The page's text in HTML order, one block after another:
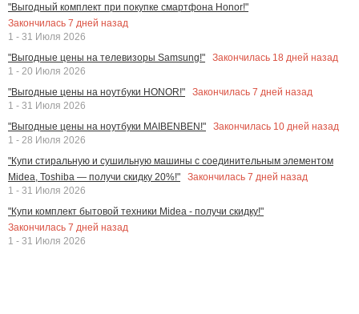
"Выгодный комплект при покупке смартфона Honor!"
Закончилась 7 дней назад
1 - 31 Июля 2026
"Выгодные цены на телевизоры Samsung!"
Закончилась 18 дней назад
1 - 20 Июля 2026
"Выгодные цены на ноутбуки HONOR!"
Закончилась 7 дней назад
1 - 31 Июля 2026
"Выгодные цены на ноутбуки MAIBENBEN!"
Закончилась 10 дней назад
1 - 28 Июля 2026
"Купи стиральную и сушильную машины с соединительным элементом
Midea, Toshiba — получи скидку 20%!"
Закончилась 7 дней назад
1 - 31 Июля 2026
"Купи комплект бытовой техники Midea - получи скидку!"
Закончилась 7 дней назад
1 - 31 Июля 2026